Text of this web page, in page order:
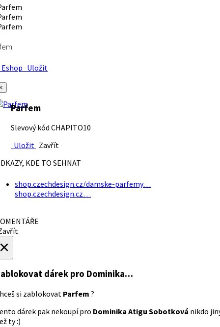
Uložit
Parfem
Slevový kód CHAPITO10
Uložit Zavřít
KDE TO SEHNAT
shop.czechdesign.cz/damske-parfemy…
shop.czechdesign.cz…
dárek pro Dominika…
si zablokovat Parfem ?
dárek pak nekoupí pro Dominika Atigu Sobotková nikdo
ty :)